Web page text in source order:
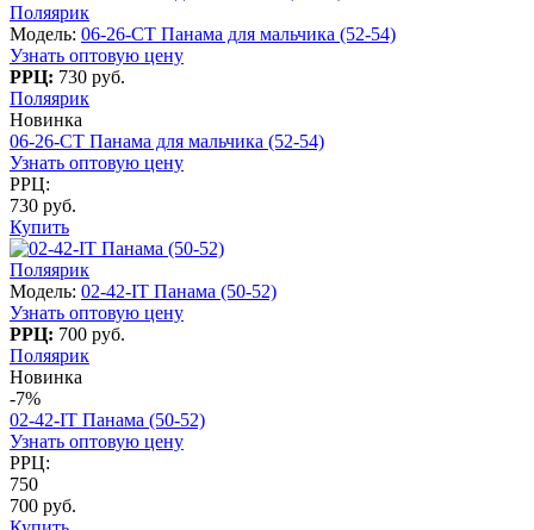
Поляярик
Модель: 06-26-CT Панама для мальчика (52-54)
Узнать оптовую цену
РРЦ: 730 руб.
Поляярик
Новинка
06-26-CT Панама для мальчика (52-54)
Узнать оптовую цену
РРЦ:
730 руб.
Купить
Поляярик
Модель: 02-42-IT Панама (50-52)
Узнать оптовую цену
РРЦ: 700 руб.
Поляярик
Новинка
-7%
02-42-IT Панама (50-52)
Узнать оптовую цену
РРЦ:
750
700 руб.